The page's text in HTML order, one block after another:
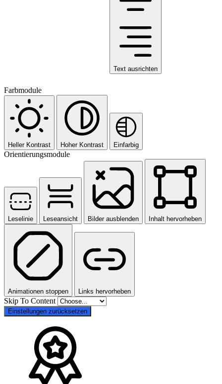
Text ausrichten
Farbmodule
Heller Kontrast Hoher Kontrast Einfarbig
Orientierungsmodule
Leselinie Leseansicht Bilder ausblenden Inhalt hervorheben
Animationen stoppen Links hervorheben
Skip To Content
Einstellungen zurücksetzen